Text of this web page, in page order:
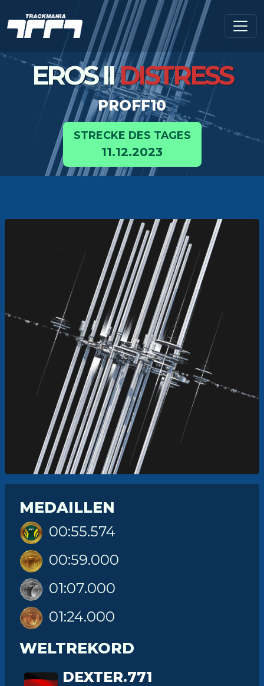
EROS IIDISTRESS
PROFF10
STRECKE DES TAGES
11.12.2023
MEDAILLEN
00:55.574
00:59.000
01:07.000
01:24.000
WELTREKORD
DEXTER.771